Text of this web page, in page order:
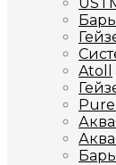
Atoll